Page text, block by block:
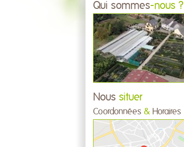
Qui sommes-nous ?
Nous situer
Coordonnées & Horaires